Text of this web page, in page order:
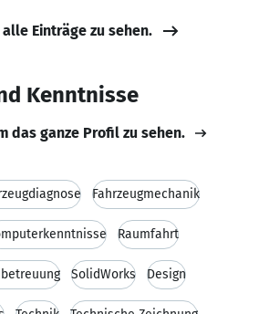
Einträge zu sehen.
Kenntnisse
das ganze Profil zu sehen.
Fahrzeugmechanik
Raumfahrt
SolidWorks Design